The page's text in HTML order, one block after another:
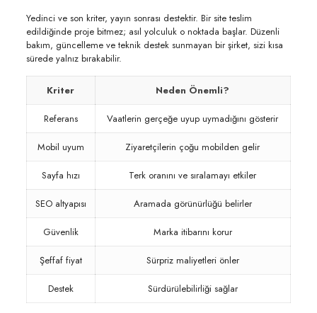
Yedinci ve son kriter, yayın sonrası destektir. Bir site teslim
edildiğinde proje bitmez; asıl yolculuk o noktada başlar. Düzenli
bakım, güncelleme ve teknik destek sunmayan bir şirket, sizi kısa
sürede yalnız bırakabilir.
Kriter Neden Önemli?
Referans Vaatlerin gerçeğe uyup uymadığını gösterir
Mobil uyum Ziyaretçilerin çoğu mobilden gelir
Sayfa hızı Terk oranını ve sıralamayı etkiler
SEO altyapısı Aramada görünürlüğü belirler
Güvenlik Marka itibarını korur
Şeffaf fiyat Sürpriz maliyetleri önler
Destek Sürdürülebilirliği sağlar